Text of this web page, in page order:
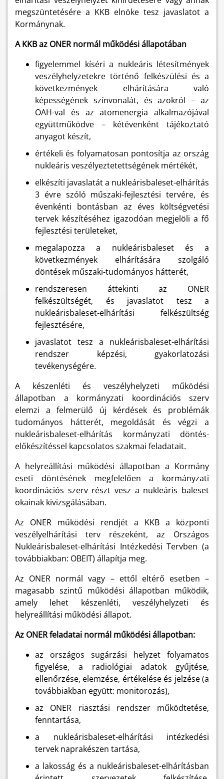
megszüntetésére a KKB elnöke tesz javaslatot a
Kormánynak.
A KKB az ONER normál működési állapotában
figyelemmel kíséri a nukleáris létesítmények
veszélyhelyzetekre történő felkészülési és a
következmények elhárítására való
képességének színvonalát, és azokról – az
OAH-val és az atomenergia alkalmazójával
együttműködve – kétévenként tájékoztató
anyagot készít,
értékeli és folyamatosan pontosítja az ország
nukleáris veszélyeztetettségének mértékét,
elkészíti javaslatát a nukleárisbaleset-elhárítás
3 évre szóló műszaki-fejlesztési tervére, és
évenkénti bontásban az éves költségvetési
tervek készítéséhez igazodóan megjelöli a fő
fejlesztési területeket,
megalapozza a nukleárisbaleset és a
következmények elhárítására szolgáló
döntések műszaki-tudományos hátterét,
rendszeresen áttekinti az ONER
felkészültségét, és javaslatot tesz a
nukleárisbaleset-elhárítási felkészültség
fejlesztésére,
javaslatot tesz a nukleárisbaleset-elhárítási
rendszer képzési, gyakorlatozási
tevékenységére.
A készenléti és veszélyhelyzeti működési
állapotban a kormányzati koordinációs szerv
elemzi a felmerülő új kérdések és problémák
tudományos hátterét, megoldását és végzi a
nukleárisbaleset-elhárítás kormányzati döntés-
előkészítéssel kapcsolatos szakmai feladatait.
A helyreállítási működési állapotban a Kormány
eseti döntésének megfelelően a kormányzati
koordinációs szerv részt vesz a nukleáris baleset
okainak kivizsgálásában.
Az ONER működési rendjét a KKB a központi
veszélyelhárítási terv részeként, az Országos
Nukleárisbaleset-elhárítási Intézkedési Tervben (a
továbbiakban: OBEIT) állapítja meg.
Az ONER normál vagy – ettől eltérő esetben –
magasabb szintű működési állapotban működik,
amely lehet készenléti, veszélyhelyzeti és
helyreállítási működési állapot.
Az ONER feladatai normál működési állapotban:
az országos sugárzási helyzet folyamatos
figyelése, a radiológiai adatok gyűjtése,
ellenőrzése, elemzése, értékelése és jelzése (a
továbbiakban együtt: monitorozás),
az ONER riasztási rendszer működtetése,
fenntartása,
a nukleárisbaleset-elhárítási intézkedési
tervek naprakészen tartása,
a lakosság és a nukleárisbaleset-elhárításban